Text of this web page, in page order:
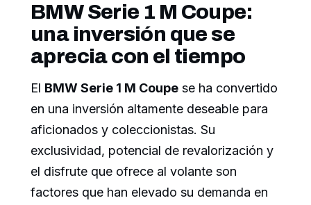
BMW Serie 1 M Coupe:
una inversión que se
aprecia con el tiempo
El BMW Serie 1 M Coupe se ha convertido
en una inversión altamente deseable para
aficionados y coleccionistas. Su
exclusividad, potencial de revalorización y
el disfrute que ofrece al volante son
factores que han elevado su demanda en